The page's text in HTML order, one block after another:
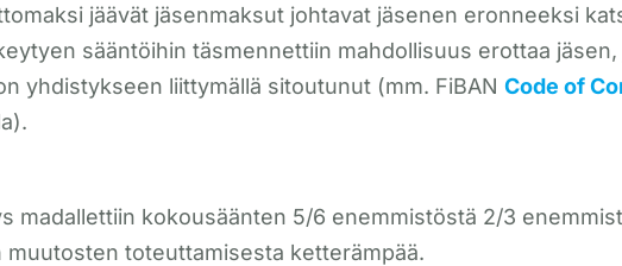
jäävät jäsenmaksut johtavat jäsenen eronneeksi
sääntöihin täsmennettiin mahdollisuus erottaa
yhdistykseen liittymällä sitoutunut (mm. FiBAN Code of
madallettiin kokousäänten 5/6 enemmistöstä 2/3
toteuttamisesta ketterämpää.